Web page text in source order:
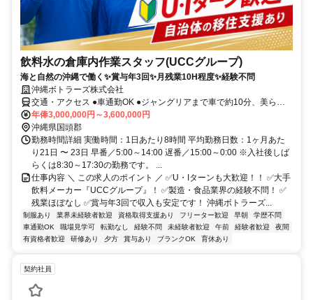
飲料水の倉庫内作業スタッフ(UCCグループ)
海と自然の沖縄で働く✨賞与年3回✨月残業10H程度✨経験不問
沖縄ボトラーズ株式会社
交通・アクセス ●車通勤OK ●ジャングリアまで車で約10分、美ら海
水族館まで車で約30分のエリアです ●「許田IC」より車で31分
年俸3,000,000円～3,600,000円
沖縄県国頭郡
勤務時間詳細 実働時間：1日あたり8時間 平均勤務日数：1ヶ月あた
り21日 〜 23日 早番／5:00～14:00 遅番／15:00～0:00 ※入社後しば
らくは8:30～17:30の勤務です。 ...
仕事内容 ＼ この求人のポイント ／ ✅U・Iターンも大歓迎！！ ✅大手
飲料メーカー『UCCグループ』！ ✅製造・食品業界の経験不問！ ✅
残業ほぼなし ✅賞与年3回で収入も安定です！ 沖縄ボトラーズ...
制服あり 業界未経験者歓迎 資格取得支援あり フリーター歓迎 早朝
学歴不問
車通勤OK
職場見学可 転勤なし 経験不問 未経験者歓迎 午前 経験者歓迎
夜間
有資格者歓迎
研修あり 夕方 賞与あり ブランクOK 育休あり
契約社員